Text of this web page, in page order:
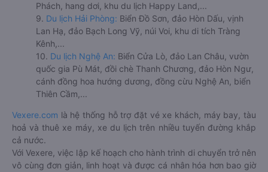
Phách, hang dơi, khu du lịch Happy Land,...
9. Du lịch Hải Phòng: Biển Đồ Sơn, đảo Hòn Dấu, vịnh
Lan Hạ, đảo Bạch Long Vỹ, núi Voi, khu di tích Tràng
Kênh,...
10. Du lịch Nghệ An: Biển Cửa Lò, đảo Lan Châu, vườn
quốc gia Pù Mát, đồi chè Thanh Chương, đảo Hòn Ngư,
cánh đồng hoa hướng dương, đồng cừu Nghệ An, biển
Thiên Cầm,...
Vexere.com là hệ thống hỗ trợ đặt vé xe khách, máy bay, tàu
hoả và thuê xe máy, xe du lịch trên nhiều tuyến đường khắp
cả nước.
Với Vexere, việc lập kế hoạch cho hành trình di chuyển trở nên
vô cùng đơn giản, linh hoạt và được cá nhân hóa hơn bao giờ